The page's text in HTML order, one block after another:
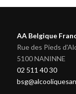
AA Belgique
Rue des Pieds
5100 NANINNE
02 511 40 30